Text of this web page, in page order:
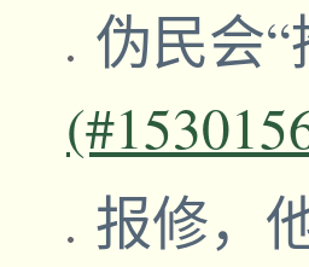
伪民会“
报修，